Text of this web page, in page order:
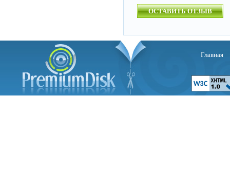
ОСТАВИТЬ ОТЗЫВ
Главная